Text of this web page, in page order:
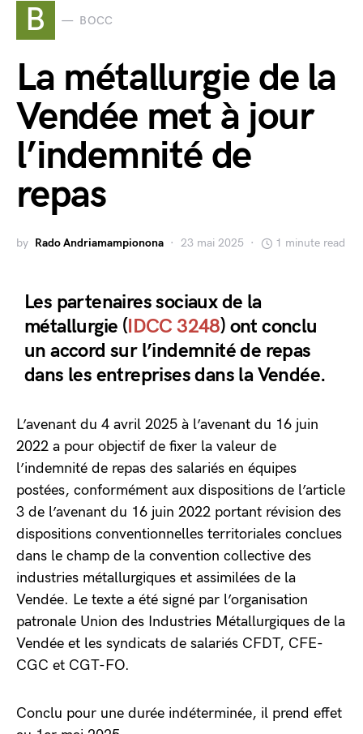
B BOCC
La métallurgie de la
Vendée met à jour
l’indemnité de
repas
by Rado Andriamampionona 23 mai 2025 1 minute read
Les partenaires sociaux de la
métallurgie (IDCC 3248) ont conclu
un accord sur l’indemnité de repas
dans les entreprises dans la Vendée.
L’avenant du 4 avril 2025 à l’avenant du 16 juin
2022 a pour objectif de fixer la valeur de
l’indemnité de repas des salariés en équipes
postées, conformément aux dispositions de l’article
3 de l’avenant du 16 juin 2022 portant révision des
dispositions conventionnelles territoriales conclues
dans le champ de la convention collective des
industries métallurgiques et assimilées de la
Vendée. Le texte a été signé par l’organisation
patronale Union des Industries Métallurgiques de la
Vendée et les syndicats de salariés CFDT, CFE-
CGC et CGT-FO.
Conclu pour une durée indéterminée, il prend effet